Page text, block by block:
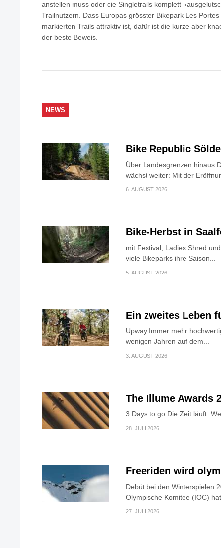
anstellen muss oder die Singletrails komplett
Trailnutzern. Dass Europas grösster Bikepark Les
markierten Trails attraktiv ist, dafür ist die kurze aber
der beste Beweis.
NEWS
Bike Republic
Über Landesgrenzen hinaus
wächst weiter: Mit der
6. AUGUST 2026
Bike-Herbst in
mit Festival, Ladies Shred
viele Bikeparks ihre Saison...
5. AUGUST 2026
Ein zweites Leben
Upway Immer mehr
wenigen Jahren auf dem...
3. AUGUST 2026
The Illume Awards
3 Days to go Die Zeit läuft:
28. JULI 2026
Freeriden wird
Debüt bei den Winterspielen
Olympische Komitee (IOC)
27. JULI 2026